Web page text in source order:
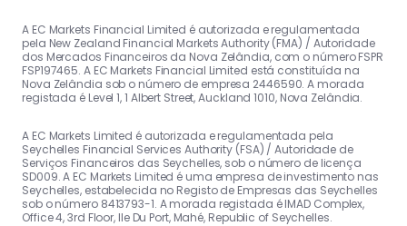
A EC Markets Financial Limited é autorizada e regulamentada
pela New Zealand Financial Markets Authority (FMA) / Autoridade
dos Mercados Financeiros da Nova Zelândia, com o número FSPR
FSP197465. A EC Markets Financial Limited está constituída na
Nova Zelândia sob o número de empresa 2446590. A morada
registada é Level 1, 1 Albert Street, Auckland 1010, Nova Zelândia.
A EC Markets Limited é autorizada e regulamentada pela
Seychelles Financial Services Authority (FSA) / Autoridade de
Serviços Financeiros das Seychelles, sob o número de licença
SD009. A EC Markets Limited é uma empresa de investimento nas
Seychelles, estabelecida no Registo de Empresas das Seychelles
sob o número 8413793-1. A morada registada é IMAD Complex,
Office 4, 3rd Floor, Ile Du Port, Mahé, Republic of Seychelles.